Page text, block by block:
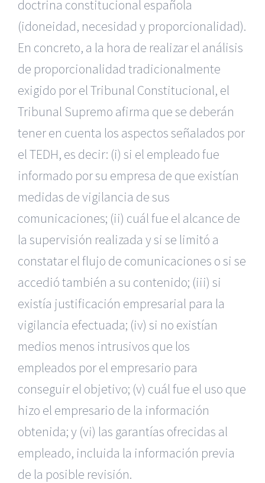
doctrina constitucional española
(idoneidad, necesidad y proporcionalidad).
En concreto, a la hora de realizar el análisis
de proporcionalidad tradicionalmente
exigido por el Tribunal Constitucional, el
Tribunal Supremo afirma que se deberán
tener en cuenta los aspectos señalados por
el TEDH, es decir: (i) si el empleado fue
informado por su empresa de que existían
medidas de vigilancia de sus
comunicaciones; (ii) cuál fue el alcance de
la supervisión realizada y si se limitó a
constatar el flujo de comunicaciones o si se
accedió también a su contenido; (iii) si
existía justificación empresarial para la
vigilancia efectuada; (iv) si no existían
medios menos intrusivos que los
empleados por el empresario para
conseguir el objetivo; (v) cuál fue el uso que
hizo el empresario de la información
obtenida; y (vi) las garantías ofrecidas al
empleado, incluida la información previa
de la posible revisión.